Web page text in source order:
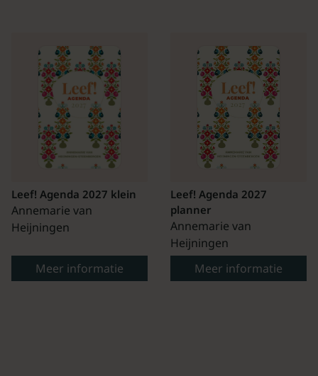
Leef! Agenda 2027 klein
Annemarie van
Heijningen
Meer informatie
Leef! Agenda 2027
planner
Annemarie van
Heijningen
Meer informatie